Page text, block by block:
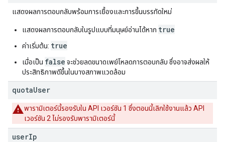
แสดงผลการตอบกลับพร้อมการเยื้องและการขึ้นบรรทัดใหม่
แสดงผลการตอบกลับในรูปแบบที่มนุษย์อ่านได้หาก true
ค่าเริ่มต้น: true
เมื่อเป็น false จะช่วยลดขนาดเพย์โหลดการตอบกลับ ซึ่งอาจส่งผลให้
ประสิทธิภาพดีขึ้นในบางสภาพแวดล้อม
quotaUser
พารามิเตอร์นี้รองรับใน API เวอร์ชัน 1 ซึ่งตอนนี้เลิกใช้งานแล้ว API
เวอร์ชัน 2 ไม่รองรับพารามิเตอร์นี้
userIp